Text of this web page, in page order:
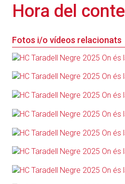
Hora del conte
Fotos i/o vídeos relacionats